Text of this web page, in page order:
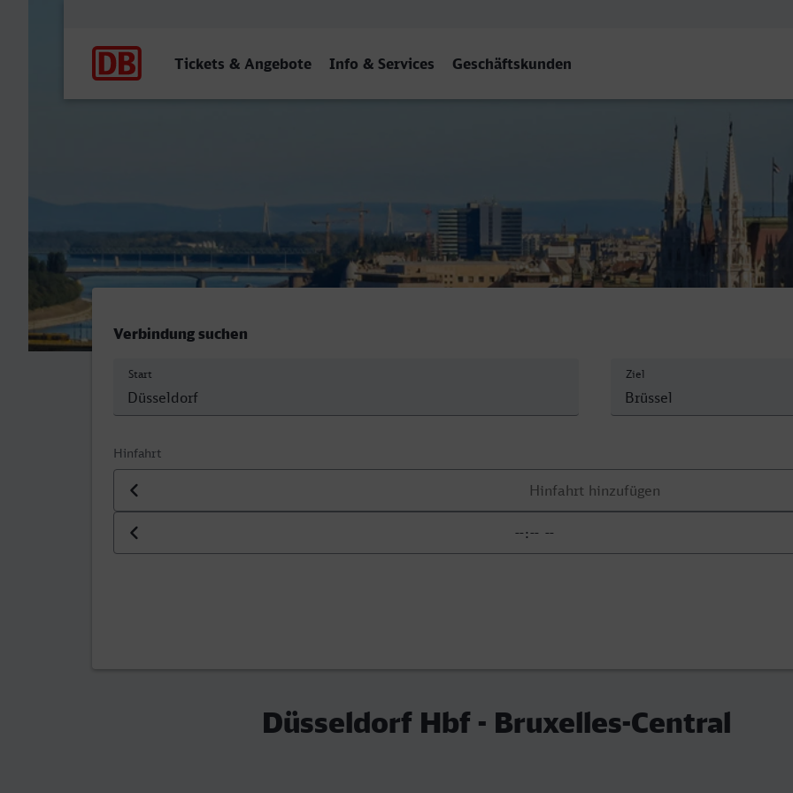
Tickets & Angebote Info & Services Geschäftskunden
Verbindung suchen
Start Ziel
Hinfahrt
Datum der Hinfahrt
Uhrzeit der Hinfahrt
Düsseldorf Hbf - Bruxelles-Central